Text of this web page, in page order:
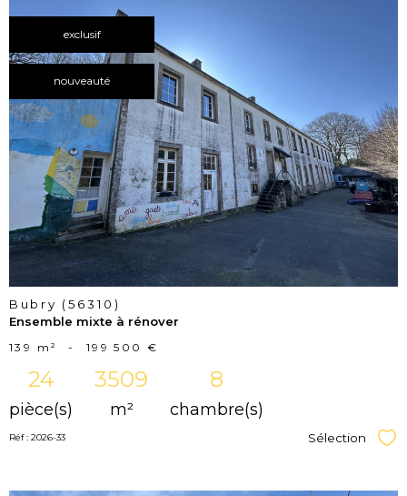
exclusif
nouveauté
voir le
bien
Bubry (56310)
Ensemble mixte à rénover
139 m² - 199 500 €
24
pièce(s)
3509
m²
8
chambre(s)
Réf : 2026-33 Sélection